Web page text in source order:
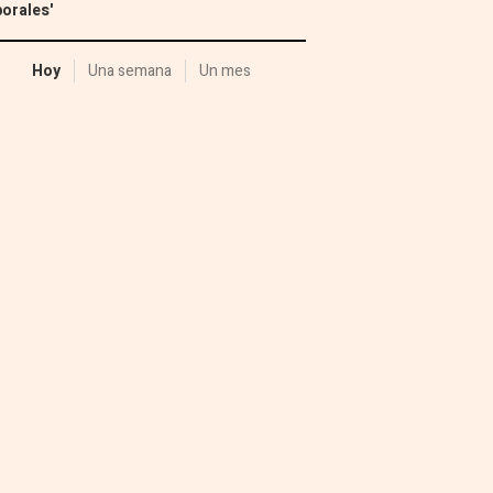
Hoy Una semana Un mes